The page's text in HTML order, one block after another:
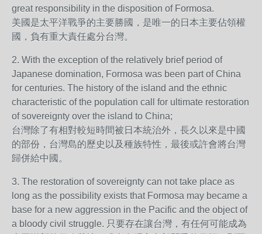
great responsibility in the disposition of Formosa.
美國是太平洋戰爭的主要勝國，是唯一的日本主要佔領權
國，負有重大責任處分台灣。
2. With the exception of the relatively brief period of
Japanese domination, Formosa was been part of China
for centuries. The history of the island and the ethnic
characteristic of the population call for ultimate restoration
of sovereignty over the island to China;
台灣除了有相對較短時間被日本統治外，長久以來是中國
的部份，台灣島的歷史以及種族特性，最後或許會將台灣
歸併給中國。
3. The restoration of sovereignty can not take place as
long as the possibility exists that Formosa may became a
base for a new aggression in the Pacific and the object of
a bloody civil struggle. 只要存在讓台灣，有任何可能成為